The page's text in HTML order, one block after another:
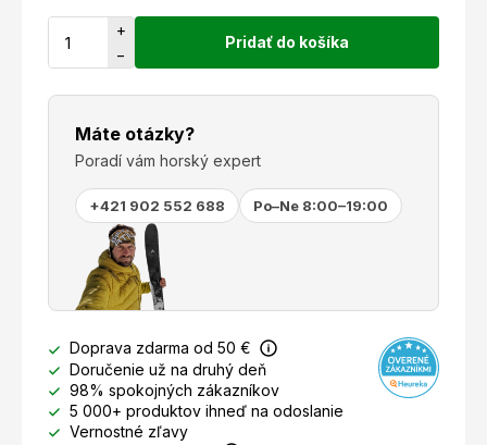
+
−
Pridať do košíka
Máte otázky?
Poradí vám horský expert
+421 902 552 688 Po–Ne 8:00–19:00
Doprava zdarma od 50 €
Doručenie už na druhý deň
98% spokojných zákazníkov
5 000+ produktov ihneď na odoslanie
Vernostné zľavy